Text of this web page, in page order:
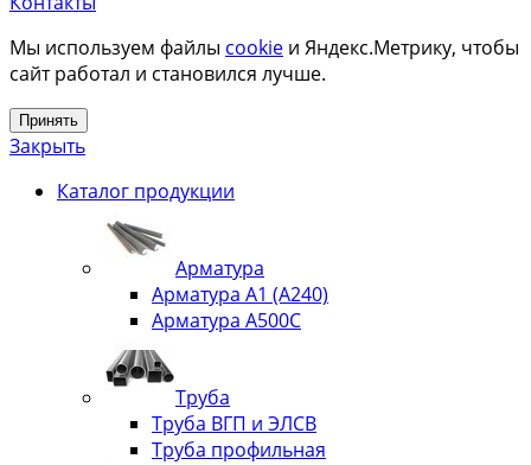
Мы используем файлы cookie и Яндекс.Метрику, чтобы
сайт работал и становился лучше.
Принять
Закрыть
Каталог продукции
Арматура
Арматура А1 (А240)
Арматура А500С
Труба
Труба ВГП и ЭЛСВ
Труба профильная